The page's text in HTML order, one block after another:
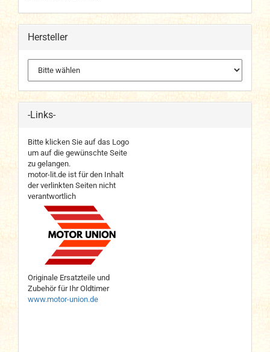
Hersteller
-Links-
Bitte klicken Sie auf das Logo
um auf die gewünschte Seite
zu gelangen.
motor-lit.de ist für den Inhalt
der verlinkten Seiten nicht
verantwortlich
Originale Ersatzteile und
Zubehör für Ihr Oldtimer
www.motor-union.de